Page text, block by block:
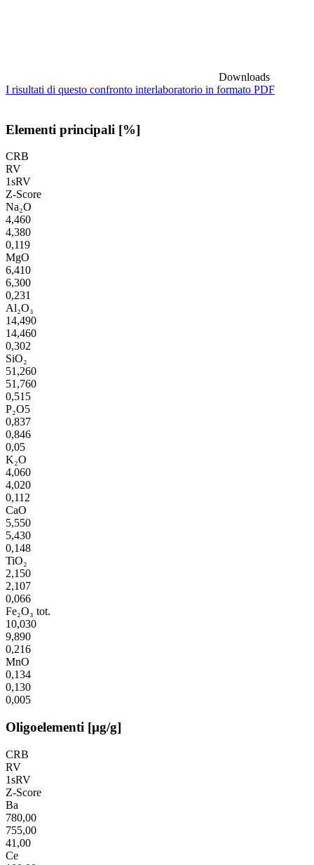
Downloads
I risultati di questo confronto interlaboratorio in formato PDF
Elementi principali [%]
CRB
RV
1sRV
Z-Score
Na₂O
4,460
4,380
0,119
MgO
6,410
6,300
0,231
Al₂O₃
14,490
14,460
0,302
SiO₂
51,260
51,760
0,515
P₂O5
0,837
0,846
0,05
K₂O
4,060
4,020
0,112
CaO
5,550
5,430
0,148
TiO₂
2,150
2,107
0,066
Fe₂O₃ tot.
10,030
9,890
0,216
MnO
0,134
0,130
0,005
Oligoelementi [µg/g]
CRB
RV
1sRV
Z-Score
Ba
780,00
755,00
41,00
Ce